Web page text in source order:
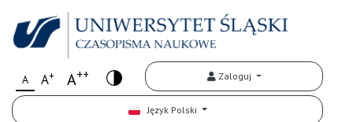
A A+ A++ Zaloguj
Język Polski